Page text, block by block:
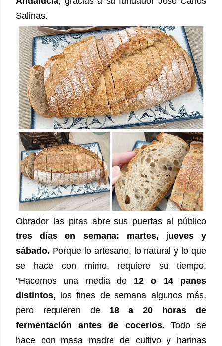
Salinas.
Obrador las pitas abre sus puertas al público
tres días en semana: martes, jueves y
sábado. Porque lo artesano, lo natural y lo que
se hace con mimo, requiere su tiempo.
"Hacemos una media de 12 o 14 panes
distintos, los fines de semana algunos más,
pero requieren de 18 a 20 horas de
fermentación antes de cocerlos. Todo se
hace con masa madre de cultivo y harinas